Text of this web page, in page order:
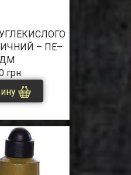
– ПЕ–
грн.